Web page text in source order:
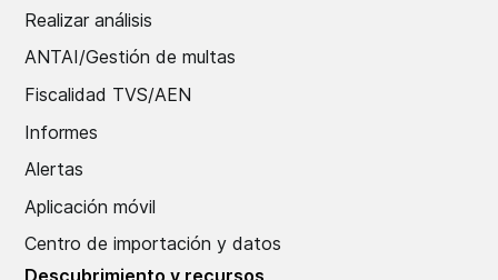
Realizar análisis
ANTAI/Gestión de multas
Fiscalidad TVS/AEN
Informes
Alertas
Aplicación móvil
Centro de importación y datos